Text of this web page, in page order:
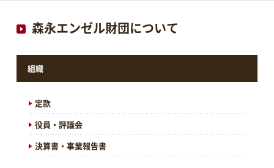
森永エンゼル財団について
組織
定款
役員・評議会
決算書・事業報告書